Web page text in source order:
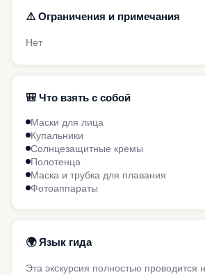
⚠️ Ограничения и примечания
Нет
🎒 Что взять с собой
Маски для лица
Купальники
Солнцезащитные кремы
Полотенца
Маска и трубка для плавания
Фотоаппараты
🌍 Язык гида
Эта экскурсия полностью проводится